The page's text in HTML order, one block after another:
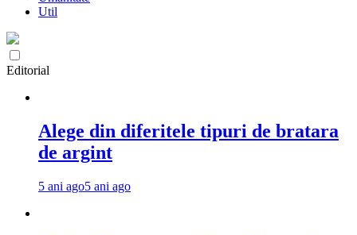
Util
Editorial
Alege din diferitele tipuri de bratara
de argint
5 ani ago5 ani ago